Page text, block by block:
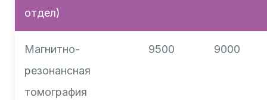
отдел)
Магнитно-
резонансная
томография
9500 9000